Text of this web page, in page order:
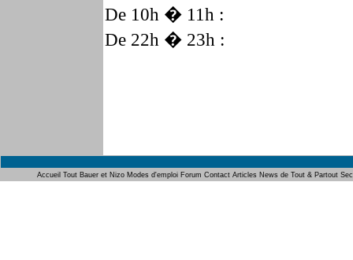
De 10h � 11h :
De 22h � 23h :
Accueil Tout Bauer et Nizo Modes d'emploi Forum Contact Articles News de Tout & Partout